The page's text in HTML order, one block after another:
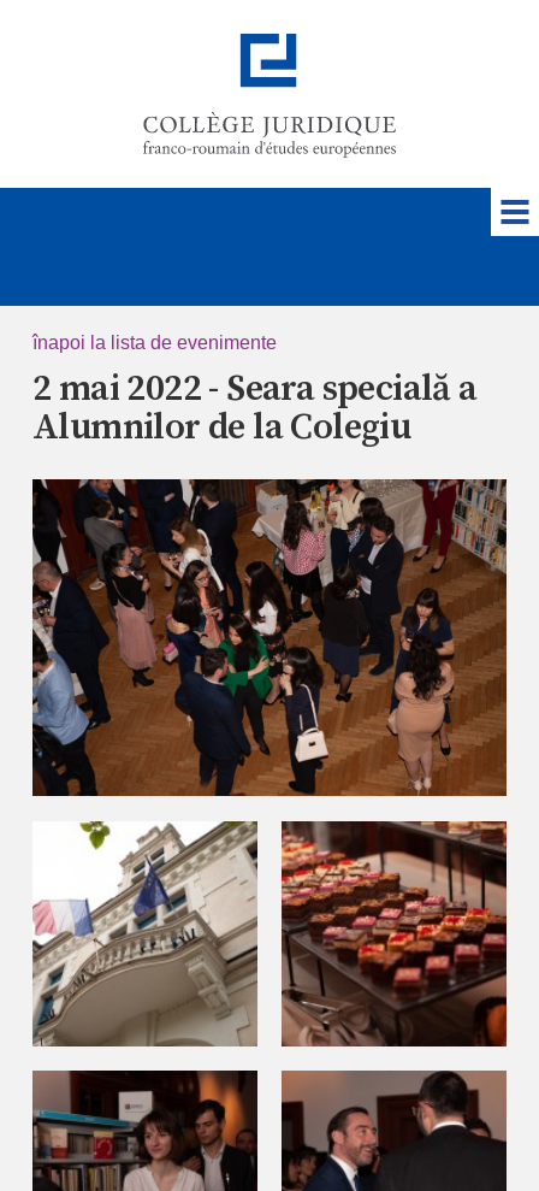
înapoi la lista de evenimente
2 mai 2022 - Seara specială a
Alumnilor de la Colegiu